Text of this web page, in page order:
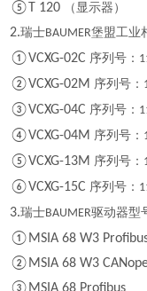
⑤T 120 （显示器）
2.瑞士BAUMER堡盟工业
①VCXG-02C 序列号：
②VCXG-02M 序列号：
③VCXG-04C 序列号：
④VCXG-04M 序列号：
⑤VCXG-13M 序列号：
⑥VCXG-15C 序列号：
3.瑞士BAUMER驱动器型
①MSIA 68 W3
②MSIA 68 W3